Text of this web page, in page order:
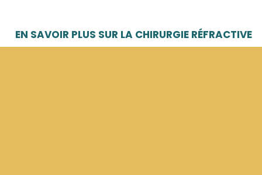
EN SAVOIR PLUS SUR LA CHIRURGIE RÉFRACTIVE